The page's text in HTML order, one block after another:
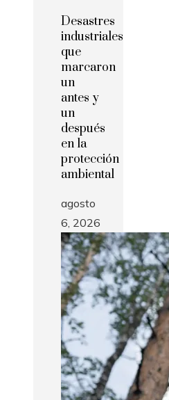
Desastres
industriales
que
marcaron
un
antes y
un
después
en la
protección
ambiental
agosto
6, 2026